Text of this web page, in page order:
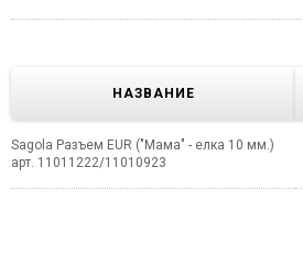
НАЗВАНИЕ
Sagola Разъем EUR ("Мама" - елка 10 мм.)
арт. 11011222/11010923